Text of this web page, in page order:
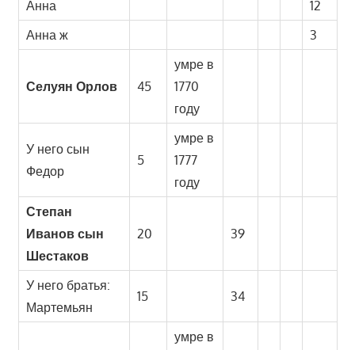
Анна
12
Анна ж
3
Селуян Орлов 45
умре в
1770
году
У него сын
Федор
5
умре в
1777
году
Степан
Иванов сын
Шестаков
20 39
У него братья:
Мартемьян
15 34
умре в